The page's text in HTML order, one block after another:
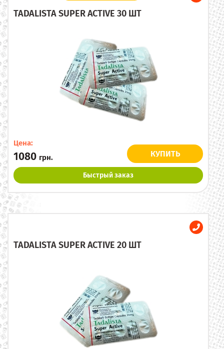
TADALISTA SUPER ACTIVE 30 ШТ
Цена:
1080 грн. КУПИТЬ
Быстрый заказ
TADALISTA SUPER ACTIVE 20 ШТ